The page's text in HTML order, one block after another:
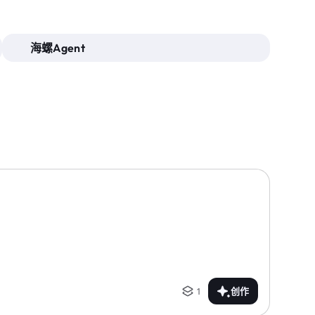
海螺Agent
1 创作